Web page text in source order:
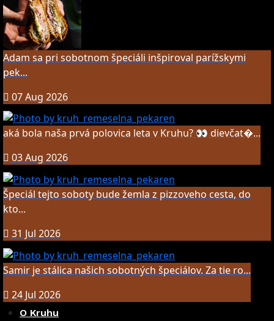
Adam sa pri sobotnom špeciáli inšpiroval parížskymi
pek...
07 Aug 2026
aká bola naša prvá polovica leta v Kruhu? 👀 dievčat�...
03 Aug 2026
Špeciál tejto soboty bude žemla z pizzoveho cesta, do
kto...
31 Jul 2026
Samir je stálica našich sobotných špeciálov. Za tie ro...
24 Jul 2026
O Kruhu